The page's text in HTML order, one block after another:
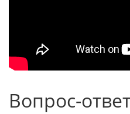
Вопрос-